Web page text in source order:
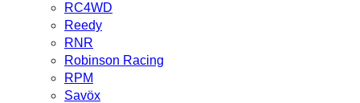
RC4WD
Reedy
RNR
Robinson Racing
RPM
Savöx